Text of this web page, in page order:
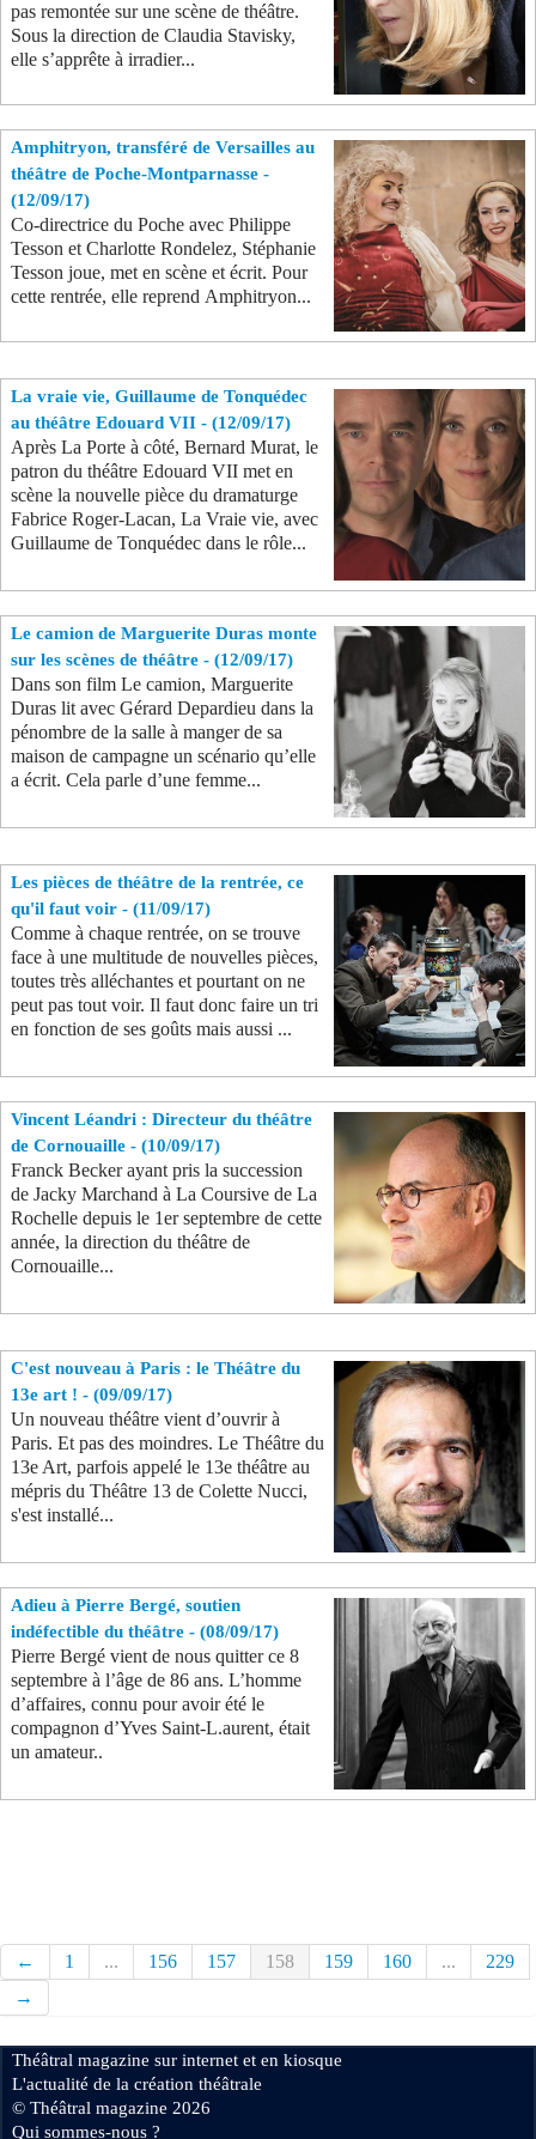
pas remontée sur une scène de théâtre.
Sous la direction de Claudia Stavisky,
elle s’apprête à irradier...
Amphitryon, transféré de Versailles au
théâtre de Poche-Montparnasse -
(12/09/17)
Co-directrice du Poche avec Philippe
Tesson et Charlotte Rondelez, Stéphanie
Tesson joue, met en scène et écrit. Pour
cette rentrée, elle reprend Amphitryon...
La vraie vie, Guillaume de Tonquédec
au théâtre Edouard VII - (12/09/17)
Après La Porte à côté, Bernard Murat, le
patron du théâtre Edouard VII met en
scène la nouvelle pièce du dramaturge
Fabrice Roger-Lacan, La Vraie vie, avec
Guillaume de Tonquédec dans le rôle...
Le camion de Marguerite Duras monte
sur les scènes de théâtre - (12/09/17)
Dans son film Le camion, Marguerite
Duras lit avec Gérard Depardieu dans la
pénombre de la salle à manger de sa
maison de campagne un scénario qu’elle
a écrit. Cela parle d’une femme...
Les pièces de théâtre de la rentrée, ce
qu'il faut voir - (11/09/17)
Comme à chaque rentrée, on se trouve
face à une multitude de nouvelles pièces,
toutes très alléchantes et pourtant on ne
peut pas tout voir. Il faut donc faire un tri
en fonction de ses goûts mais aussi ...
Vincent Léandri : Directeur du théâtre
de Cornouaille - (10/09/17)
Franck Becker ayant pris la succession
de Jacky Marchand à La Coursive de La
Rochelle depuis le 1er septembre de cette
année, la direction du théâtre de
Cornouaille...
C'est nouveau à Paris : le Théâtre du
13e art ! - (09/09/17)
Un nouveau théâtre vient d’ouvrir à
Paris. Et pas des moindres. Le Théâtre du
13e Art, parfois appelé le 13e théâtre au
mépris du Théâtre 13 de Colette Nucci,
s'est installé...
Adieu à Pierre Bergé, soutien
indéfectible du théâtre - (08/09/17)
Pierre Bergé vient de nous quitter ce 8
septembre à l’âge de 86 ans. L’homme
d’affaires, connu pour avoir été le
compagnon d’Yves Saint-L.aurent, était
un amateur..
← 1 ... 156 157 158 159 160 ...
229
→
Théâtral magazine sur internet et en kiosque
L'actualité de la création théâtrale
© Théâtral magazine 2026
Qui sommes-nous ?